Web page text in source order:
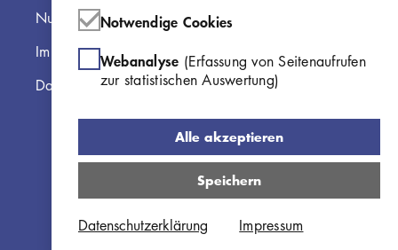
Nutzungshinweise
Impressum
Datenschutzerklärung
Notwendige Cookies
Webanalyse (Erfassung von Seitenaufrufen
zur statistischen Auswertung)
Alle akzeptieren
Speichern
Datenschutzerklärung Impressum